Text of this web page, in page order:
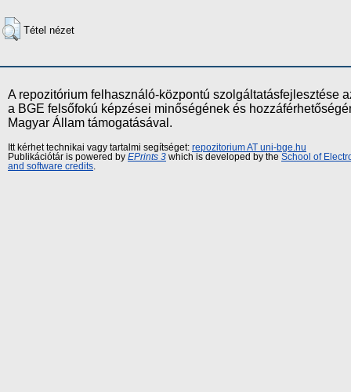
Tétel nézet
A repozitórium felhasználó-központú szolgáltatásfejlesztése
a BGE felsőfokú képzései minőségének és
Magyar Állam támogatásával.
Itt kérhet technikai vagy tartalmi segítséget: repozitorium AT uni-bge.hu
Publikációtár is powered by EPrints 3 which is developed by the School of
and software credits